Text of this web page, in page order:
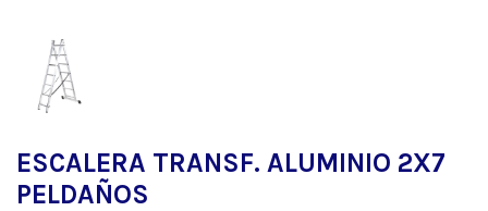
ESCALERA TRANSF. ALUMINIO 2X7
PELDAÑOS